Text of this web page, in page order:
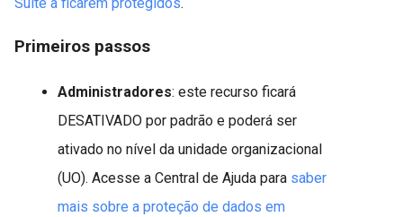
Primeiros passos
Administradores: este recurso ficará
DESATIVADO por padrão e poderá ser
ativado no nível da unidade organizacional
(UO). Acesse a Central de Ajuda para saber
mais sobre a proteção de dados em